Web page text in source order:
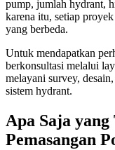
pump, jumlah hydrant,
karena itu, setiap
yang berbeda.
Untuk mendapatkan
berkonsultasi melalui
melayani survey,
sistem hydrant.
Apa Saja
Pemasangan